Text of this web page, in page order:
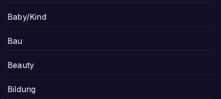
Baby/Kind
Bau
Beauty
Bildung